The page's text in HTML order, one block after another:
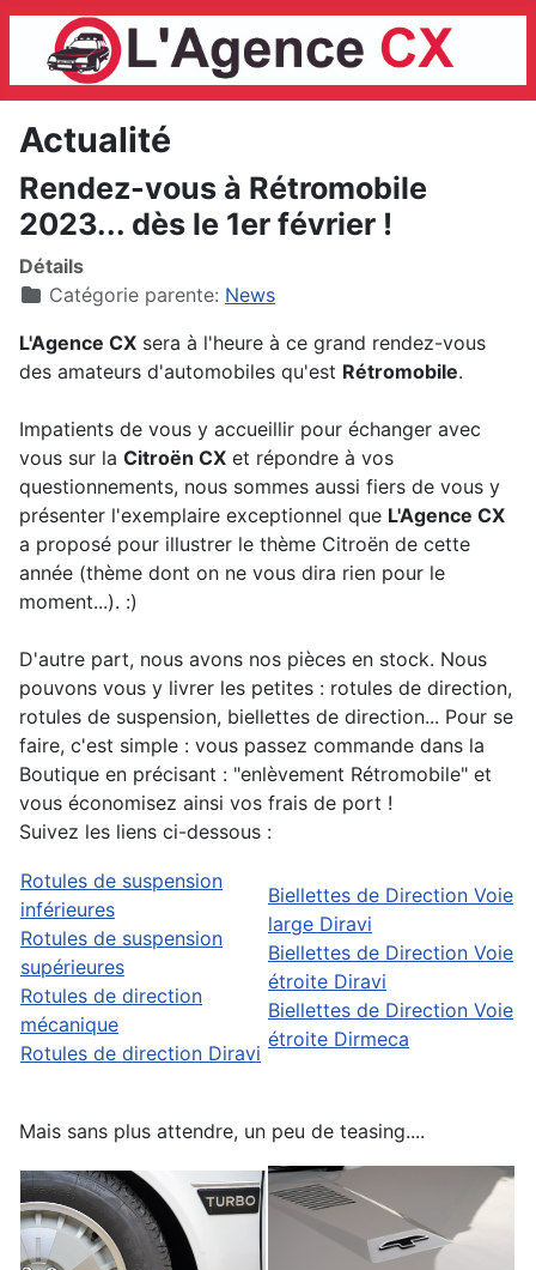
Actualité
Rendez-vous à Rétromobile
2023... dès le 1er février !
Détails
Catégorie parente: News
L'Agence CX sera à l'heure à ce grand rendez-vous
des amateurs d'automobiles qu'est Rétromobile.
Impatients de vous y accueillir pour échanger avec
vous sur la Citroën CX et répondre à vos
questionnements, nous sommes aussi fiers de vous y
présenter l'exemplaire exceptionnel que L'Agence CX
a proposé pour illustrer le thème Citroën de cette
année (thème dont on ne vous dira rien pour le
moment...). :)
D'autre part, nous avons nos pièces en stock. Nous
pouvons vous y livrer les petites : rotules de direction,
rotules de suspension, biellettes de direction... Pour se
faire, c'est simple : vous passez commande dans la
Boutique en précisant : "enlèvement Rétromobile" et
vous économisez ainsi vos frais de port !
Suivez les liens ci-dessous :
Rotules de suspension
inférieures
Rotules de suspension
supérieures
Rotules de direction
mécanique
Rotules de direction Diravi
Biellettes de Direction Voie
large Diravi
Biellettes de Direction Voie
étroite Diravi
Biellettes de Direction Voie
étroite Dirmeca
Mais sans plus attendre, un peu de teasing....